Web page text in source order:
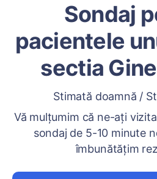
Sondaj
pacientele
sectia
Stimată doamnă /
Vă mulțumim că ne-ați
sondaj de 5-10 minute
îmbunătățim